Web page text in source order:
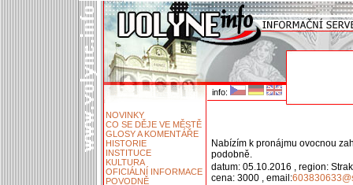
info:
NOVINKY
CO SE DĚJE VE MĚSTĚ
GLOSY A KOMENTÁŘE
HISTORIE
INSTITUCE
KULTURA
OFICIÁLNÍ INFORMACE
POVODNĚ
Nabízím k pronájmu ovocnou
podobně.
datum: 05.10.2016 , region:
cena: 3000 , email: